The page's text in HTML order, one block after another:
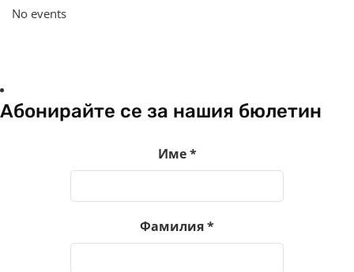
No events
Абонирайте се за нашия бюлетин
Име*
Фамилия*